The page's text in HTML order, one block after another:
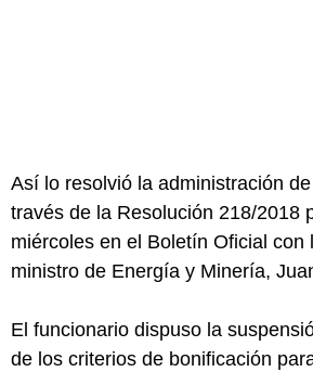
Así lo resolvió la administración
través de la Resolución 218/2018
miércoles en el Boletín Oficial con
ministro de Energía y Minería,
El funcionario dispuso la
de los criterios de bonificación